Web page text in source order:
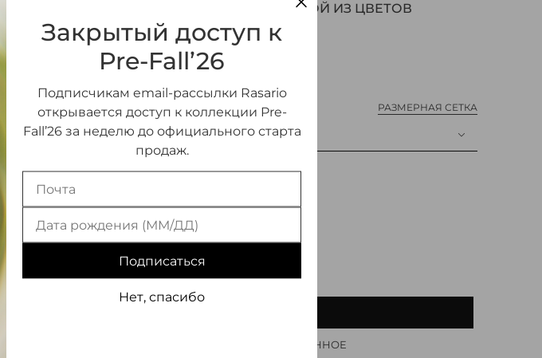
ПЛАТЬЕ МИДИ ИЗ САТИНА С ОТДЕЛКОЙ ИЗ ЦВЕТОВ
170 000 ₽
РАЗМЕР РАЗМЕРНАЯ СЕТКА
34 (FR)(В НАЛИЧИИ)
ДОБАВИТЬ В ИЗБРАННОЕ
Закрытый доступ к
Pre-Fall’26
Подписчикам email-рассылки Rasario
открывается доступ к коллекции Pre-
Fall’26 за неделю до официального старта
продаж.
Подписаться
Нет, спасибо